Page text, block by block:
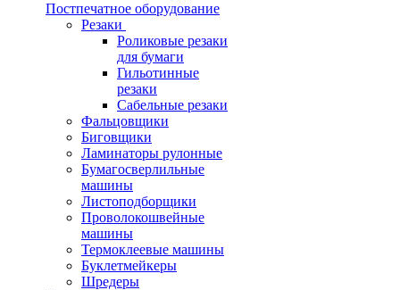
Постпечатное оборудование
Резаки
Роликовые резаки
для бумаги
Гильотинные
резаки
Сабельные резаки
Фальцовщики
Биговщики
Ламинаторы рулонные
Бумагосверлильные
машины
Листоподборщики
Проволокошвейные
машины
Термоклеевые машины
Буклетмейкеры
Шредеры